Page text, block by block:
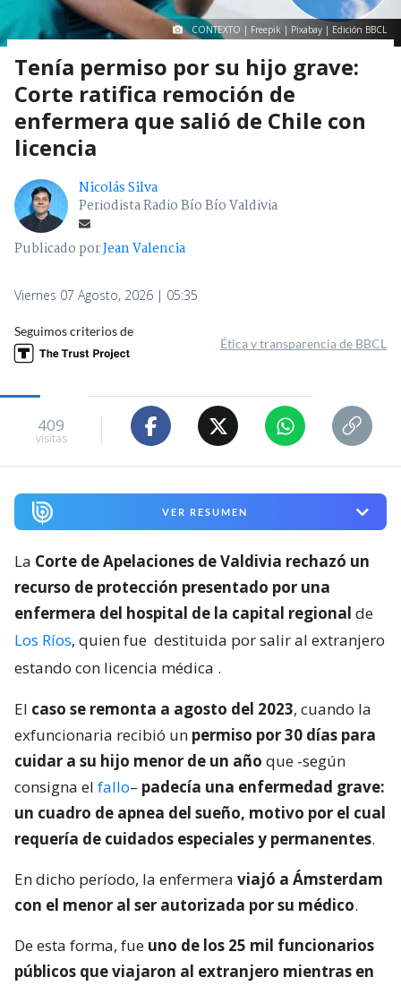
CONTEXTO | Freepik | Pixabay | Edición BBCL
Tenía permiso por su hijo grave:
Corte ratifica remoción de
enfermera que salió de Chile con
licencia
Nicolás Silva
Periodista Radio Bío Bío Valdivia
Publicado porJean Valencia
Viernes 07 Agosto, 2026 | 05:35
Seguimos criterios de
Ética y transparencia de BBCL
409
visitas
VER RESUMEN
La Corte de Apelaciones de Valdivia rechazó un
recurso de protección presentado por una
enfermera del hospital de la capital regional de
Los Ríos, quien fue destituida por salir al extranjero
estando con licencia médica .
El caso se remonta a agosto del 2023, cuando la
exfuncionaria recibió un permiso por 30 días para
cuidar a su hijo menor de un año que -según
consigna el fallo– padecía una enfermedad grave:
un cuadro de apnea del sueño, motivo por el cual
requería de cuidados especiales y permanentes.
En dicho período, la enfermera viajó a Ámsterdam
con el menor al ser autorizada por su médico.
De esta forma, fue uno de los 25 mil funcionarios
públicos que viajaron al extranjero mientras en